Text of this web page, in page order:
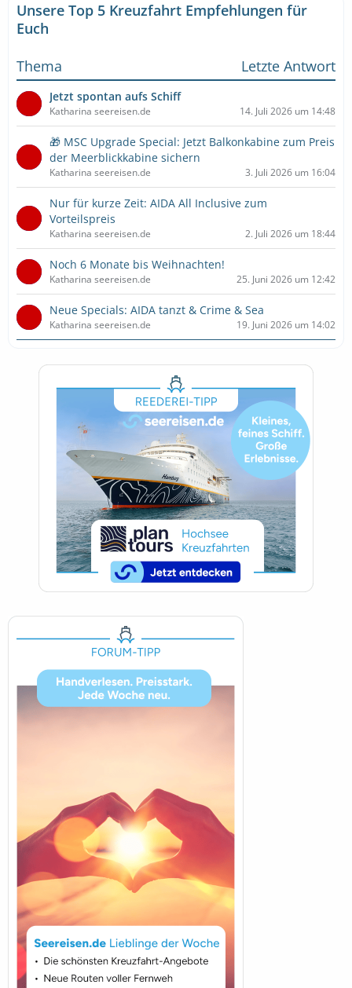
Unsere Top 5 Kreuzfahrt Empfehlungen für
Euch
Thema
Letzte Antwort
Jetzt spontan aufs Schiff
Katharina seereisen.de 14. Juli 2026 um 14:48
🎁 MSC Upgrade Special: Jetzt Balkonkabine zum Preis
der Meerblickkabine sichern
Katharina seereisen.de 3. Juli 2026 um 16:04
Nur für kurze Zeit: AIDA All Inclusive zum
Vorteilspreis
Katharina seereisen.de 2. Juli 2026 um 18:44
Noch 6 Monate bis Weihnachten!
Katharina seereisen.de 25. Juni 2026 um 12:42
Neue Specials: AIDA tanzt & Crime & Sea
Katharina seereisen.de 19. Juni 2026 um 14:02